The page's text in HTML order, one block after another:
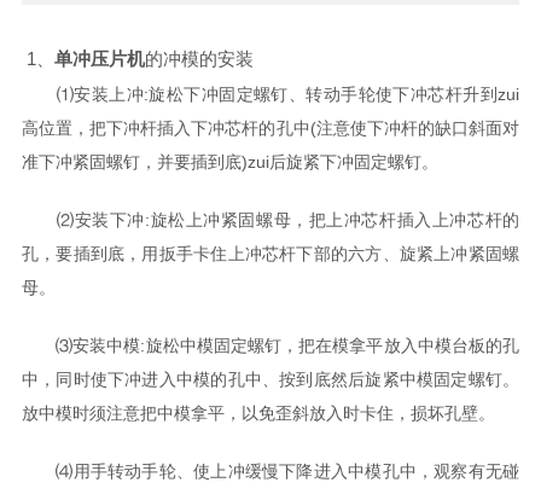
1、 单冲压片机的冲模的安装
⑴安装上冲:旋松下冲固定螺钉、转动手轮使下冲芯杆升到zui
高位置，把下冲杆插入下冲芯杆的孔中(注意使下冲杆的缺口斜面对
准下冲紧固螺钉，并要插到底)zui后旋紧下冲固定螺钉。
⑵安装下冲:旋松上冲紧固螺母，把上冲芯杆插入上冲芯杆的
孔，要插到底，用扳手卡住上冲芯杆下部的六方、旋紧上冲紧固螺
母。
⑶安装中模:旋松中模固定螺钉，把在模拿平放入中模台板的孔
中，同时使下冲进入中模的孔中、按到底然后旋紧中模固定螺钉。
放中模时须注意把中模拿平，以免歪斜放入时卡住，损坏孔壁。
⑷用手转动手轮、使上冲缓慢下降进入中模孔中，观察有无碰